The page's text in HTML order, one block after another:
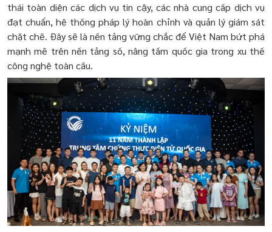
thái toàn diện các dịch vụ tin cậy, các nhà cung cấp dịch vụ
đạt chuẩn, hệ thống pháp lý hoàn chỉnh và quản lý giám sát
chặt chẽ. Đây sẽ là nền tảng vững chắc để Việt Nam bứt phá
mạnh mẽ trên nền tảng số, nâng tầm quốc gia trong xu thế
công nghệ toàn cầu.